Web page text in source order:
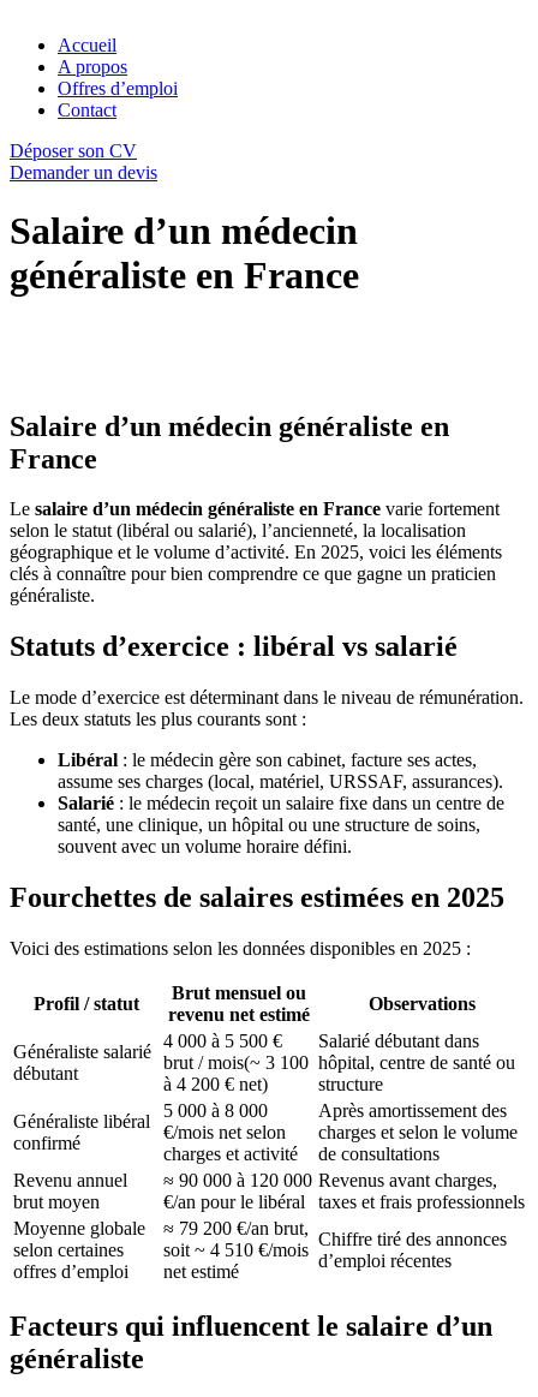
Accueil
A propos
Offres d’emploi
Contact
Déposer son CV
Demander un devis
Salaire d’un médecin
généraliste en France
Salaire d’un médecin généraliste en
France
Le salaire d’un médecin généraliste en France varie fortement
selon le statut (libéral ou salarié), l’ancienneté, la localisation
géographique et le volume d’activité. En 2025, voici les éléments
clés à connaître pour bien comprendre ce que gagne un praticien
généraliste.
Statuts d’exercice : libéral vs salarié
Le mode d’exercice est déterminant dans le niveau de rémunération.
Les deux statuts les plus courants sont :
Libéral : le médecin gère son cabinet, facture ses actes,
assume ses charges (local, matériel, URSSAF, assurances).
Salarié : le médecin reçoit un salaire fixe dans un centre de
santé, une clinique, un hôpital ou une structure de soins,
souvent avec un volume horaire défini.
Fourchettes de salaires estimées en 2025
Voici des estimations selon les données disponibles en 2025 :
Profil / statut
Brut mensuel ou
revenu net estimé
Observations
Généraliste salarié
débutant
4 000 à 5 500 €
brut / mois(~ 3 100
à 4 200 € net)
Salarié débutant dans
hôpital, centre de santé ou
structure
Généraliste libéral
confirmé
5 000 à 8 000
€/mois net selon
charges et activité
Après amortissement des
charges et selon le volume
de consultations
Revenu annuel
brut moyen
≈ 90 000 à 120 000
€/an pour le libéral
Revenus avant charges,
taxes et frais professionnels
Moyenne globale
selon certaines
offres d’emploi
≈ 79 200 €/an brut,
soit ~ 4 510 €/mois
net estimé
Chiffre tiré des annonces
d’emploi récentes
Facteurs qui influencent le salaire d’un
généraliste